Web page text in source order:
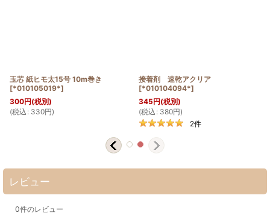
玉芯 紙ヒモ太15号 10m巻き
[*010105019*]
300円(税別)
(税込 : 330円)
接着剤 速乾アクリア
[*010104094*]
345円(税別)
(税込 : 380円)
2件
レビュー
0件のレビュー